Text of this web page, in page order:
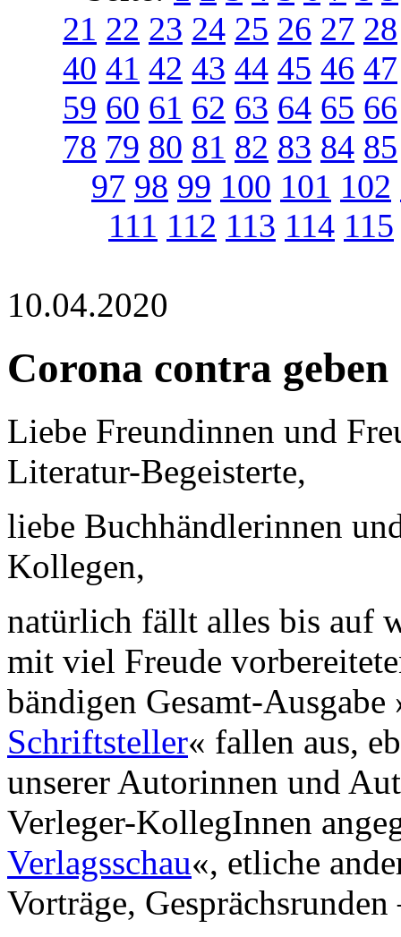
21 22 23 24 25 26 27 28
40 41 42 43 44 45 46 47
59 60 61 62 63 64 65 66
78 79 80 81 82 83 84 85
97 98 99 100 101 102
111 112 113 114 115
10.04.2020
Corona contra geben
Liebe Freundinnen und
Literatur-Begeisterte,
liebe Buchhändlerinnen
Kollegen,
natürlich fällt alles bis auf
mit viel Freude
bändigen Gesamt-Ausgabe
Schriftsteller« fallen aus,
unserer Autorinnen und
Verleger-KollegInnen
Verlagsschau«, etliche
Vorträge,